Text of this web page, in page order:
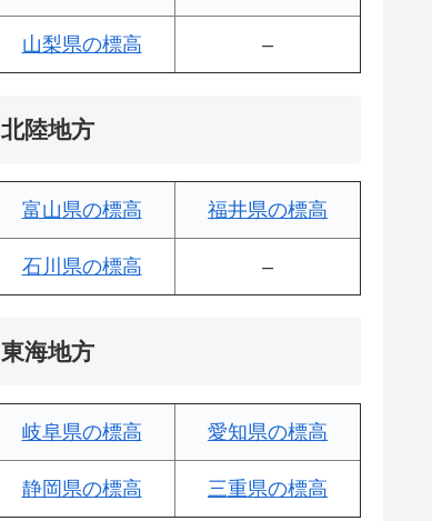
山梨県の標高 –
北陸地方
富山県の標高 福井県の標高
石川県の標高 –
東海地方
岐阜県の標高 愛知県の標高
静岡県の標高 三重県の標高